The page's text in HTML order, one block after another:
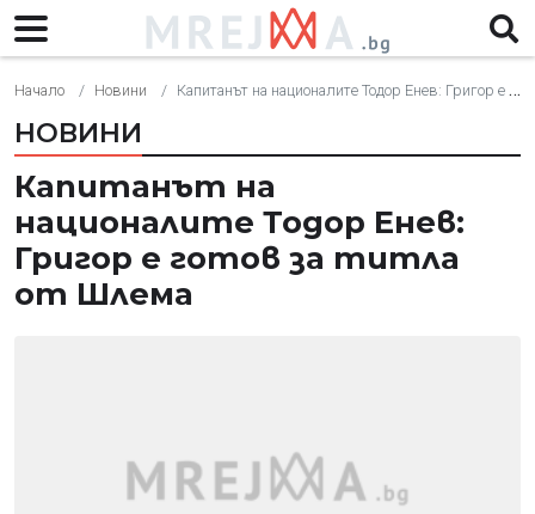
Начало Новини Капитанът на националите Тодор Енев: Григор е готов за титла от Шлема
НОВИНИ
Капитанът на
националите Тодор Енев:
Григор е готов за титла
от Шлема